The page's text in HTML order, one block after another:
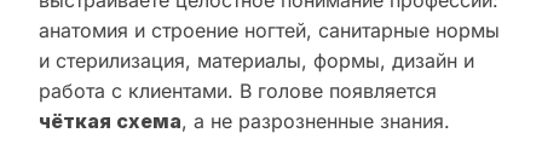
анатомия и строение ногтей, санитарные нормы
и стерилизация, материалы, формы, дизайн и
работа с клиентами. В голове появляется
чёткая схема, а не разрозненные знания.